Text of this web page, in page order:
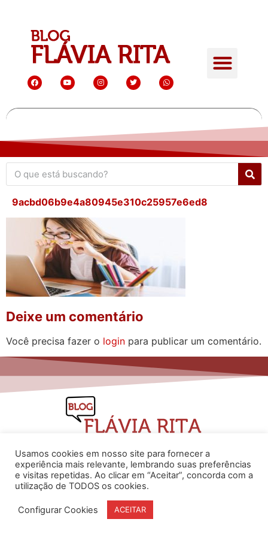
9acbd06b9e4a80945e310c25957e6ed8
Deixe um comentário
Você precisa fazer o login para publicar um comentário.
www.flaviarita.com
Flávia Rita Cursos Online
© Todos os direitos reservados
Usamos cookies em nosso site para fornecer a
experiência mais relevante, lembrando suas preferências
e visitas repetidas. Ao clicar em “Aceitar”, concorda com a
utilização de TODOS os cookies.
Configurar Cookies ACEITAR